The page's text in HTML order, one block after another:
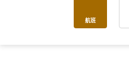
航班